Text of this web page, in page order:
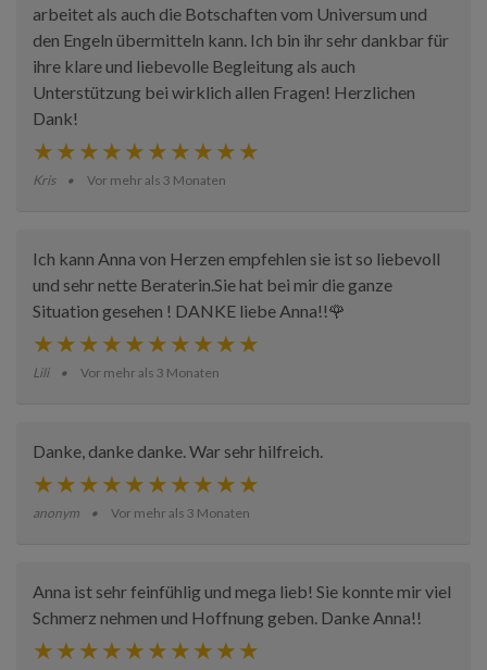
arbeitet als auch die Botschaften vom Universum und
den Engeln übermitteln kann. Ich bin ihr sehr dankbar für
ihre klare und liebevolle Begleitung als auch
Unterstützung bei wirklich allen Fragen! Herzlichen
Dank!
Kris Vor mehr als 3 Monaten
Ich kann Anna von Herzen empfehlen sie ist so liebevoll
und sehr nette Beraterin.Sie hat bei mir die ganze
Situation gesehen ! DANKE liebe Anna!!🌹
Lili Vor mehr als 3 Monaten
Danke, danke danke. War sehr hilfreich.
anonym Vor mehr als 3 Monaten
Anna ist sehr feinfühlig und mega lieb! Sie konnte mir viel
Schmerz nehmen und Hoffnung geben. Danke Anna!!